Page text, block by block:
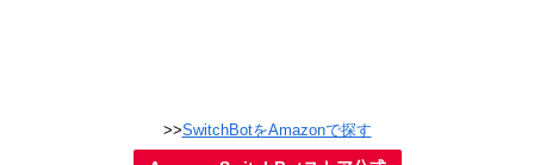
>>SwitchBotをAmazonで探す